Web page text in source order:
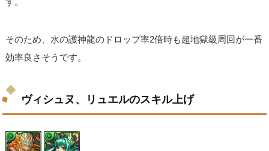
そのため、水の護神龍のドロップ率2倍時も超地獄級周回が一番
効率良さそうです。
ヴィシュヌ、リュエルのスキル上げ